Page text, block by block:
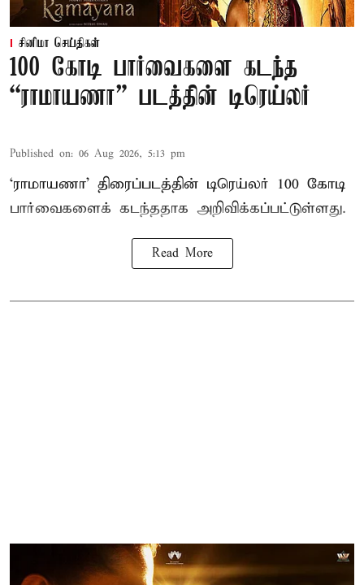
சினிமா செய்திகள்
100 கோடி பார்வைகளை கடந்த
“ராமாயணா” படத்தின் டிரெய்லர்
Published on: 06 Aug 2026, 5:13 pm
‘ராமாயணா’ திரைப்படத்தின் டிரெய்லர் 100 கோடி
பார்வைகளைக் கடந்ததாக அறிவிக்கப்பட்டுள்ளது.
Read More